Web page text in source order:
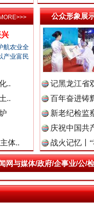
处..
高回报
航农业全
产业富民
..
..
体..
公众形象展
记黑龙江省
百年奋进铸
新老纪检监
庆祝中国共
战火记忆丨
网与媒体/政府/企事业/公/